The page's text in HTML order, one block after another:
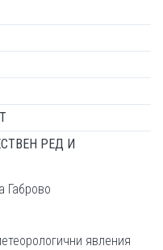
РЕД И
Габрово
явления